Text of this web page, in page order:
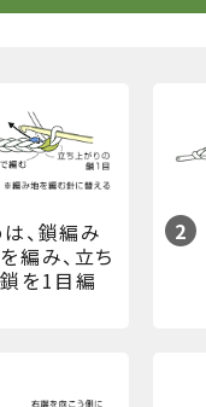
、鎖編み
編み、立ち
を1目編
2